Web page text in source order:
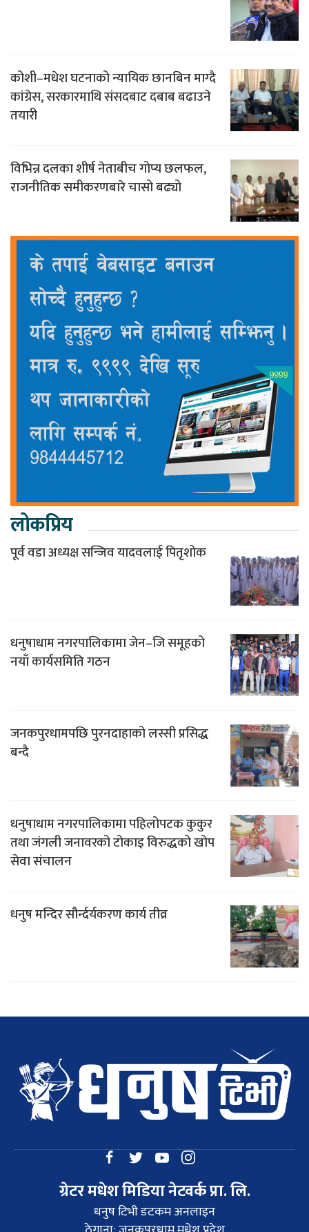
कोशी–मधेश घटनाको न्यायिक छानबिन माग्दै
कांग्रेस, सरकारमाथि संसदबाट दबाब बढाउने
तयारी
विभिन्न दलका शीर्ष नेताबीच गोप्य छलफल,
राजनीतिक समीकरणबारे चासो बढ्यो
लोकप्रिय
पूर्व वडा अध्यक्ष सन्जिव यादवलाई पितृशोक
धनुषाधाम नगरपालिकामा जेन–जि समूहको
नयाँ कार्यसमिति गठन
जनकपुरधामपछि पुरनदाहाको लस्सी प्रसिद्ध
बन्दै
धनुषाधाम नगरपालिकामा पहिलोपटक कुकुर
तथा जंगली जनावरको टोकाइ विरुद्धको खोप
सेवा संचालन
धनुष मन्दिर सौर्न्दर्यकरण कार्य तीव्र
ग्रेटर मधेश मिडिया नेटवर्क प्रा. लि.
धनुष टिभी डटकम अनलाइन